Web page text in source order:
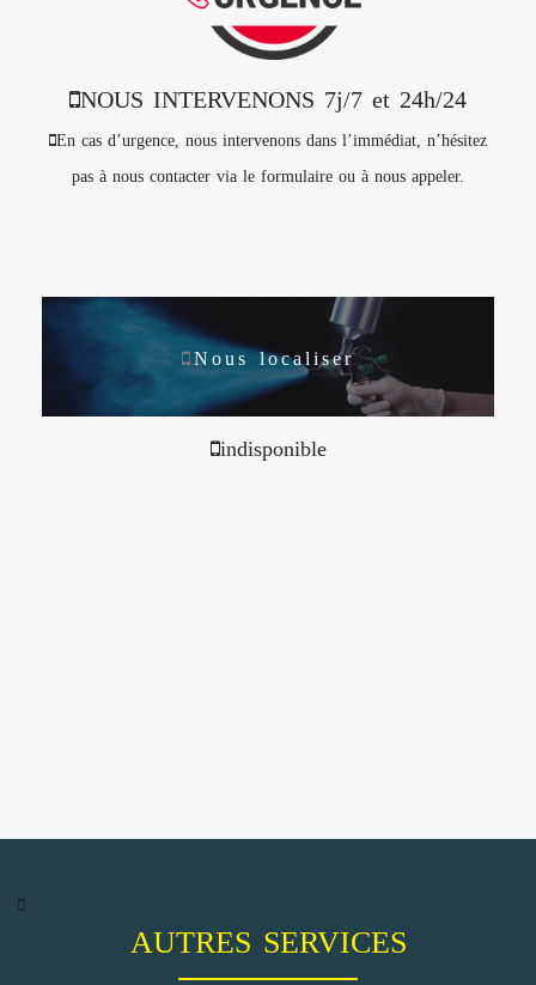
NOUS INTERVENONS 7j/7 et 24h/24
En cas d’urgence, nous intervenons dans l’immédiat, n’hésitez
pas à nous contacter via le formulaire ou à nous appeler.
Nous localiser
indisponible
AUTRES SERVICES